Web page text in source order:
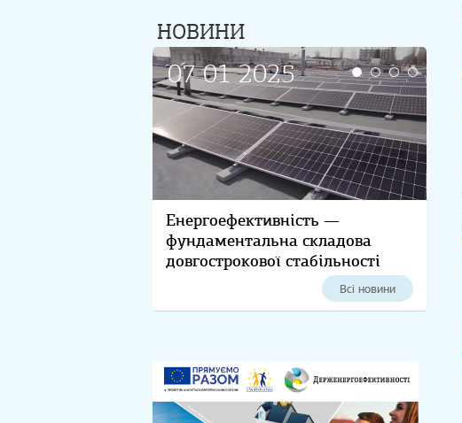
НОВИНИ
07 01 2025
Енергоефективність —
фундаментальна складова
довгострокової стабільності
01 01 2025
Вітання з Новим 2025 роком!
Всі новини